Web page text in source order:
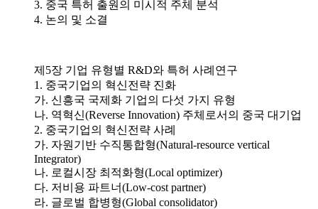
3. 중국 특허 출원의 미시적 주체 분석
4. 논의 및 소결
제5장 기업 유형별 R&D와 특허 사례연구
1. 중국기업의 혁신전략 진화
가. 신흥국 국제화 기업의 다섯 가지 유형
나. 역혁신(Reverse Innovation) 주체로서의 중국 대기업
2. 중국기업의 혁신전략 사례
가. 자원기반 수직통합형(Natural-resource vertical
Integrator)
나. 로컬시장 최적화형(Local optimizer)
다. 저비용 파트너(Low-cost partner)
라. 글로벌 합병형(Global consolidator)